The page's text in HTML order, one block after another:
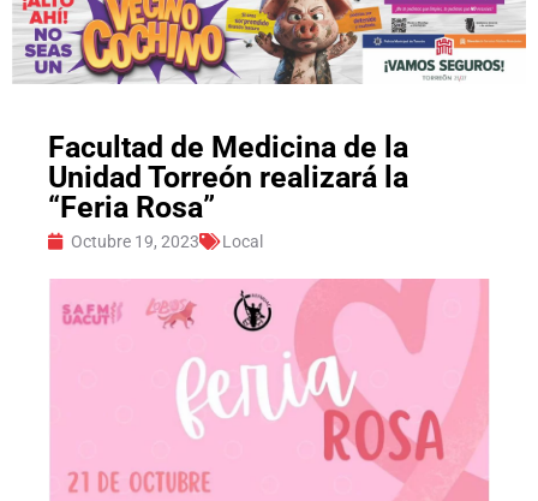
Facultad de Medicina de la
Unidad Torreón realizará la
“Feria Rosa”
Octubre 19, 2023 Local